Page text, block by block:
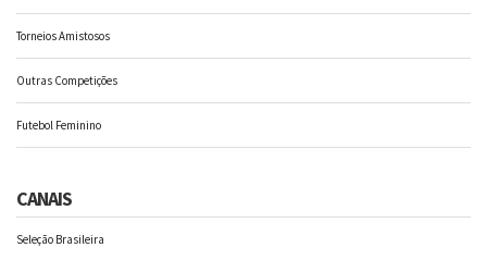
Torneios Amistosos
Outras Competições
Futebol Feminino
CANAIS
Seleção Brasileira